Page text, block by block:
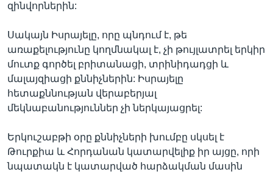
զինվորներին:
Սակայն Իսրայելը, որը պնդում է, թե
առաքելությունը կողմնակալ է, չի թույլատրել երկիր
մուտք գործել բրիտանացի, տրինիդադցի և
մալայզիացի քննիչներին: Իսրայելը
հետաքննության վերաբերյալ
մեկնաբանություններ չի ներկայացրել:
Երկուշաբթի օրը քննիչների խումբը սկսել է
Թուրքիա և Հորդանան կատարվելիք իր այցը, որի
նպատակն է կատարված հարձակման մասին